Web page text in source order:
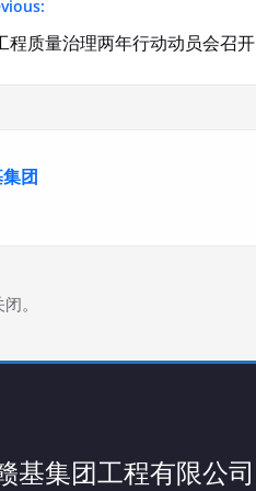
程质量治理两年行动动员会召开
团
。
基集团工程有限公司